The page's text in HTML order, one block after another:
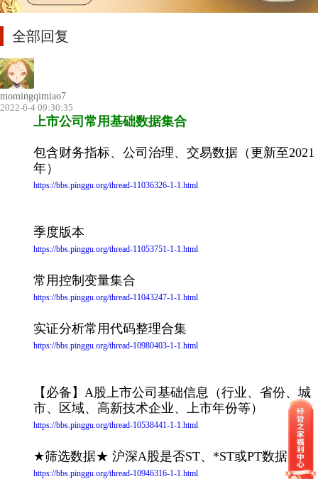
全部回复
momingqimiao7
2022-6-4 09:30:35
上市公司常用基础数据集合
包含财务指标、公司治理、交易数据（更新至2021
年）
https://bbs.pinggu.org/thread-11036326-1-1.html
季度版本
https://bbs.pinggu.org/thread-11053751-1-1.html
常用控制变量集合
https://bbs.pinggu.org/thread-11043247-1-1.html
实证分析常用代码整理合集
https://bbs.pinggu.org/thread-10980403-1-1.html
【必备】A股上市公司基础信息（行业、省份、城
市、区域、高新技术企业、上市年份等）
https://bbs.pinggu.org/thread-10538441-1-1.html
★筛选数据★ 沪深A股是否ST、*ST或PT数据整理
https://bbs.pinggu.org/thread-10946316-1-1.html